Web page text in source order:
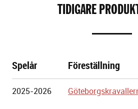
TIDIGARE
Göteborgs
Spelår Föreställning
2025-2026